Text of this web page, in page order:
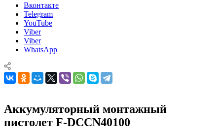
Вконтакте
Telegram
YouTube
Viber
Viber
WhatsApp
Аккумуляторный монтажный
пистолет F-DCCN40100